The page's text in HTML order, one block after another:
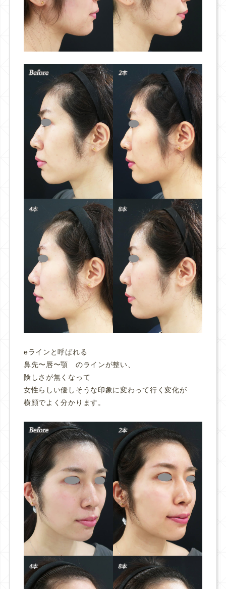
eラインと呼ばれる
鼻先〜唇〜顎 のラインが整い、
険しさが無くなって
女性らしい優しそうな印象に変わって行く変化が
横顔でよく分かります。